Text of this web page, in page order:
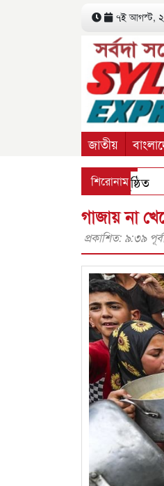
৭ই আগস্ট,
জাতীয়
শিরোনাম
শাখার সভা অনুষ্ঠিত
চমক দেখাতে পারেন
গাজায় না
প্রকাশিত: ৯:৩৯